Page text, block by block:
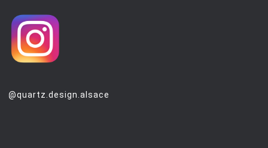
@quartz.design.alsace